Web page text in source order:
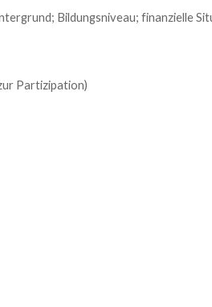
Bildungsniveau; finanzielle
Partizipation)